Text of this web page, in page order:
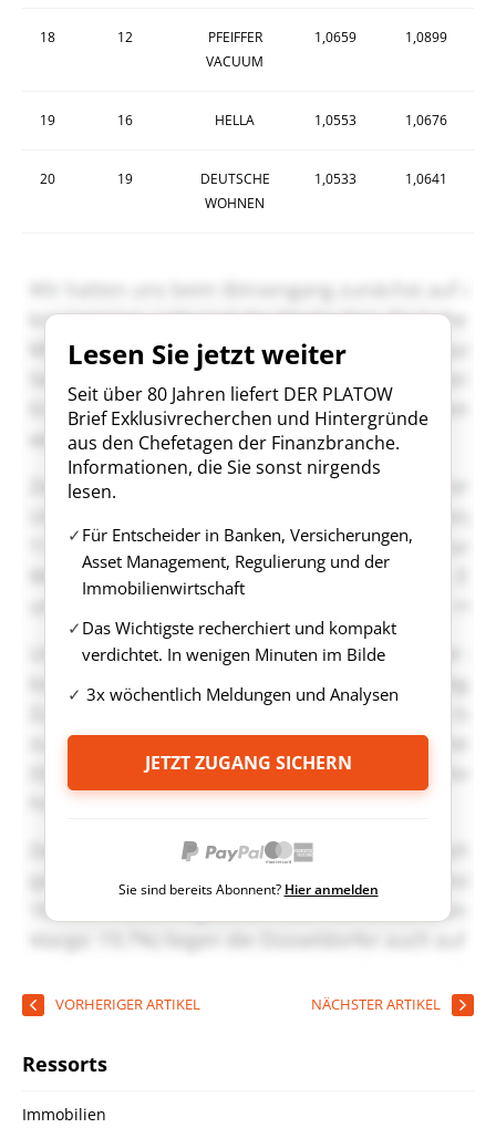
18 12
PFEIFFER
VACUUM
1,0659 1,0899
19 16 HELLA 1,0553 1,0676
20 19
DEUTSCHE
WOHNEN
1,0533 1,0641
Lesen Sie jetzt weiter
Seit über 80 Jahren liefert DER PLATOW
Brief Exklusivrecherchen und Hintergründe
aus den Chefetagen der Finanzbranche.
Informationen, die Sie sonst nirgends
lesen.
Für Entscheider in Banken, Versicherungen,
Asset Management, Regulierung und der
Immobilienwirtschaft
Das Wichtigste recherchiert und kompakt
verdichtet. In wenigen Minuten im Bilde
3x wöchentlich Meldungen und Analysen
JETZT ZUGANG SICHERN
Sie sind bereits Abonnent? Hier anmelden
VORHERIGER ARTIKEL NÄCHSTER ARTIKEL
Ressorts
Immobilien